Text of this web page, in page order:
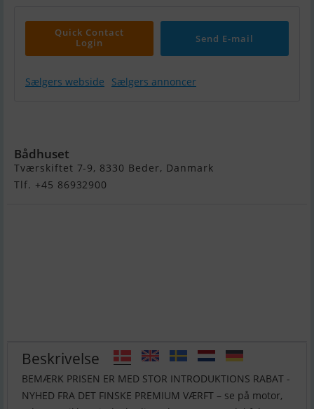
Quick Contact
Login
Send E-mail
Sælgers webside Sælgers annoncer
Bådhuset
Tværskiftet 7-9, 8330 Beder, Danmark
Tlf. +45 86932900
Beskrivelse
BEMÆRK PRISEN ER MED STOR INTRODUKTIONS RABAT -
NYHED FRA DET FINSKE PREMIUM VÆRFT – se på motor,